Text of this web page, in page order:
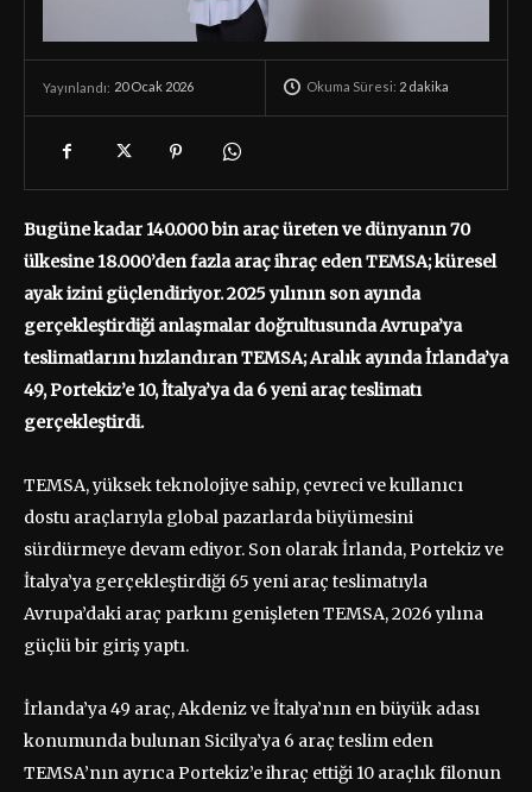
Yayınlandı: 20 Ocak 2026 Okuma Süresi: 2 dakika
Bugüne kadar 140.000 bin araç üreten ve dünyanın 70
ülkesine 18.000’den fazla araç ihraç eden TEMSA; küresel
ayak izini güçlendiriyor. 2025 yılının son ayında
gerçekleştirdiği anlaşmalar doğrultusunda Avrupa’ya
teslimatlarını hızlandıran TEMSA; Aralık ayında İrlanda’ya
49, Portekiz’e 10, İtalya’ya da 6 yeni araç teslimatı
gerçekleştirdi.
TEMSA, yüksek teknolojiye sahip, çevreci ve kullanıcı
dostu araçlarıyla global pazarlarda büyümesini
sürdürmeye devam ediyor. Son olarak İrlanda, Portekiz ve
İtalya’ya gerçekleştirdiği 65 yeni araç teslimatıyla
Avrupa’daki araç parkını genişleten TEMSA, 2026 yılına
güçlü bir giriş yaptı.
İrlanda’ya 49 araç, Akdeniz ve İtalya’nın en büyük adası
konumunda bulunan Sicilya’ya 6 araç teslim eden
TEMSA’nın ayrıca Portekiz’e ihraç ettiği 10 araçlık filonun